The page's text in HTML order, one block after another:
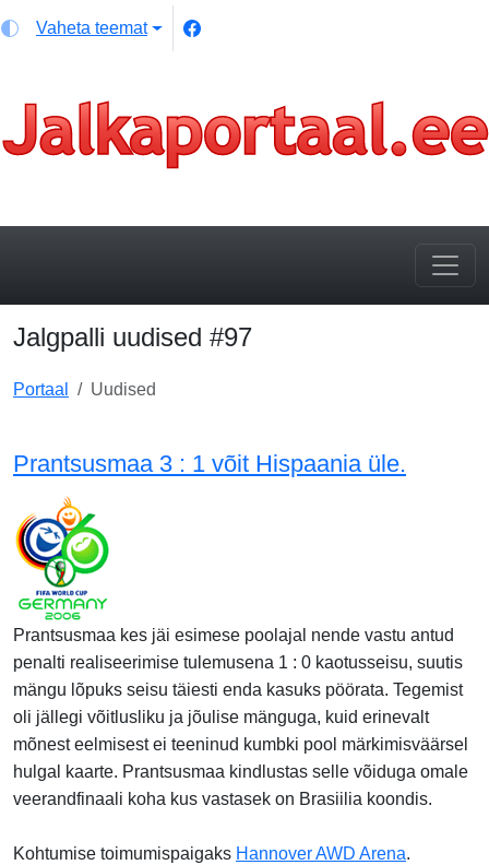
Vaheta teemat
Jalgpalli uudised #97
Portaal Uudised
Prantsusmaa 3 : 1 võit Hispaania üle.
Prantsusmaa kes jäi esimese poolajal nende vastu antud
penalti realiseerimise tulemusena 1 : 0 kaotusseisu, suutis
mängu lõpuks seisu täiesti enda kasuks pöörata. Tegemist
oli jällegi võitlusliku ja jõulise mänguga, kuid erinevalt
mõnest eelmisest ei teeninud kumbki pool märkimisväärsel
hulgal kaarte. Prantsusmaa kindlustas selle võiduga omale
veerandfinaali koha kus vastasek on Brasiilia koondis.
Kohtumise toimumispaigaks Hannover AWD Arena.